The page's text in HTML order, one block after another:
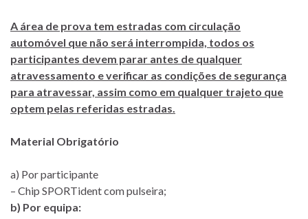
A área de prova tem estradas com circulação
automóvel que não será interrompida, todos os
participantes devem parar antes de qualquer
atravessamento e verificar as condições de segurança
para atravessar, assim como em qualquer trajeto que
optem pelas referidas estradas.
Material Obrigatório
a) Por participante
– Chip SPORTident com pulseira;
b) Por equipa: